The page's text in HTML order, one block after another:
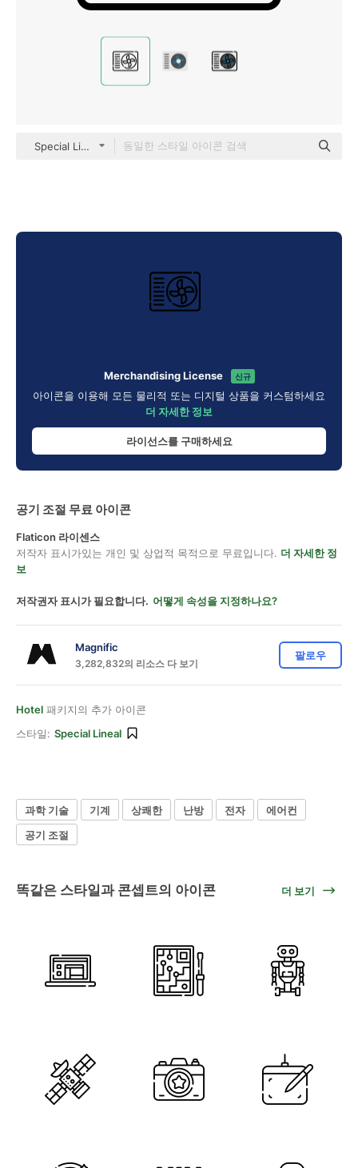
Special Lineal
Merchandising License 신규
아이콘을 이용해 모든 물리적 또는 디지털 상품을 커스텀하세요
더 자세한 정보
라이선스를 구매하세요
공기 조절 무료 아이콘
Flaticon 라이센스
저작자 표시가있는 개인 및 상업적 목적으로 무료입니다. 더 자세한 정
보
저작권자 표시가 필요합니다. 어떻게 속성을 지정하나요?
Magnific
3,282,832의 리소스 다 보기
팔로우
Hotel 패키지의 추가 아이콘
스타일: Special Lineal
과학 기술 기계 상쾌한 난방 전자
에어컨
공기 조절
똑같은 스타일과 콘셉트의 아이콘 더 보기